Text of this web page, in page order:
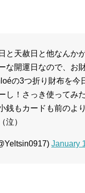
と天赦日と他なんか
な開運日なので、お
の3つ折り財布を今
し！さっき使ってみ
銭もカードも前のよ
泣）
January